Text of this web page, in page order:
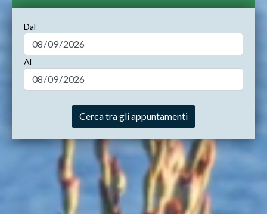
Dal
Al
Cerca tra gli appuntamenti